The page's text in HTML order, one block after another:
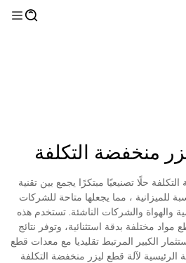
منخفضة التكلفة
حلًا تصنيعيًا مبتكرًا يجمع بين تقنية
للميزانية ، مما يجعلها متاحة للشركات
والهواة والشركات الناشئة. تستخدم هذه
مختلفة بدقة استثنائية، وتوفر نتائج
الكبير المرتبط تقليديا مع معدات قطع
الرئيسية لآلة قطع ليزر منخفضة التكلفة